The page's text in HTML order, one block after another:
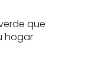
que
hogar